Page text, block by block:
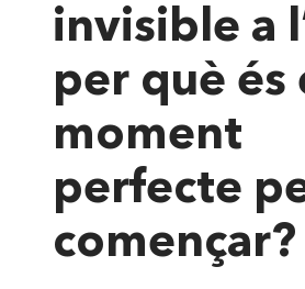
invisible a
per què és
moment
perfecte
començar?